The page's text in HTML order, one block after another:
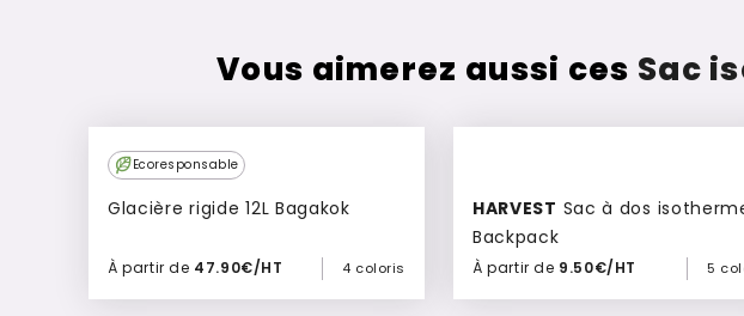
Vous aimerez aussi ces Sac
NewEcoresponsable
Glacière rigide 12L Bagakok
À partir de 47.90€/HT 4 coloris
Ajouter à mon devis
HARVEST
Backpack
À partir de 9.50€/HT 5
Ajouter à mon devis